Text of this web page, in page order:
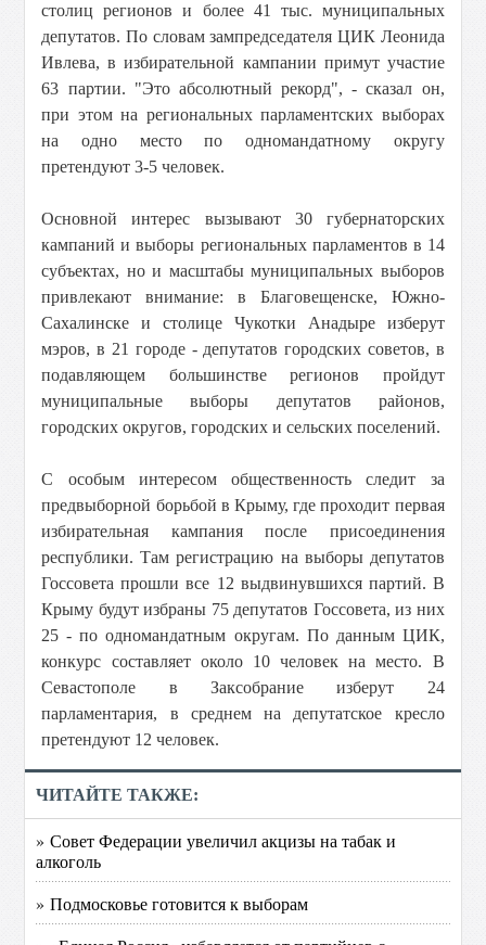
столиц регионов и более 41 тыс. муниципальных
депутатов. По словам зампредседателя ЦИК Леонида
Ивлева, в избирательной кампании примут участие
63 партии. "Это абсолютный рекорд", - сказал он,
при этом на региональных парламентских выборах
на одно место по одномандатному округу
претендуют 3-5 человек.
Основной интерес вызывают 30 губернаторских
кампаний и выборы региональных парламентов в 14
субъектах, но и масштабы муниципальных выборов
привлекают внимание: в Благовещенске, Южно-
Сахалинске и столице Чукотки Анадыре изберут
мэров, в 21 городе - депутатов городских советов, в
подавляющем большинстве регионов пройдут
муниципальные выборы депутатов районов,
городских округов, городских и сельских поселений.
С особым интересом общественность следит за
предвыборной борьбой в Крыму, где проходит первая
избирательная кампания после присоединения
республики. Там регистрацию на выборы депутатов
Госсовета прошли все 12 выдвинувшихся партий. В
Крыму будут избраны 75 депутатов Госсовета, из них
25 - по одномандатным округам. По данным ЦИК,
конкурс составляет около 10 человек на место. В
Севастополе в Заксобрание изберут 24
парламентария, в среднем на депутатское кресло
претендуют 12 человек.
ЧИТАЙТЕ ТАКЖЕ:
» Совет Федерации увеличил акцизы на табак и
алкоголь
» Подмосковье готовится к выборам